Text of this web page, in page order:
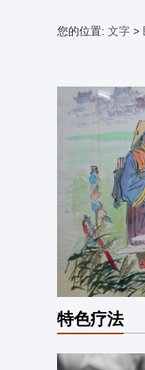
您的位置: 文字 >
特色疗法